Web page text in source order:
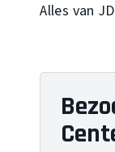
Alles van